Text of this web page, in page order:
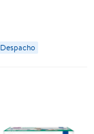
Despacho